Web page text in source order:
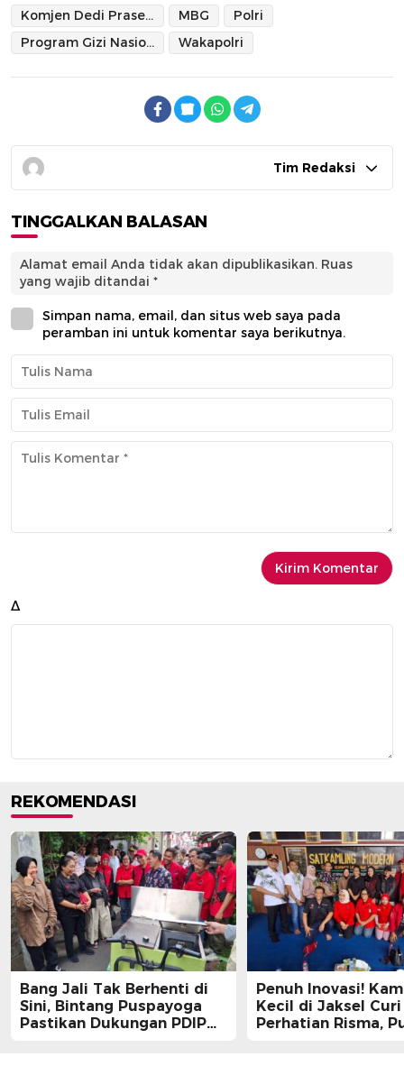
Komjen Dedi Prasetyo MBG
Polri
Program Gizi Nasional
Wakapolri
Tim Redaksi
TINGGALKAN BALASAN
Alamat email Anda tidak akan dipublikasikan. Ruas
yang wajib ditandai *
Simpan nama, email, dan situs web saya pada
peramban ini untuk komentar saya berikutnya.
Δ
REKOMENDASI
Bang Jali Tak Berhenti di
Sini, Bintang Puspayoga
Pastikan Dukungan PDIP
Penuh Inovasi!
Kecil di Jaksel Curi
Perhatian Risma,